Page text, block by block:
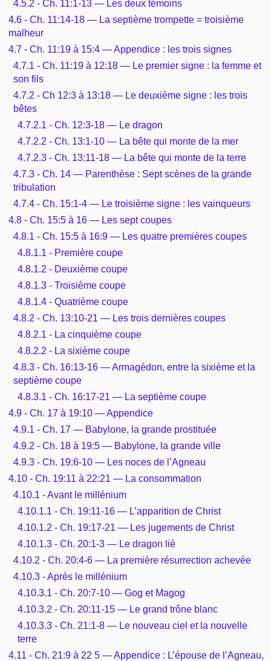
4.5.2 - Ch. 11:1-13 — Les deux témoins
4.6 - Ch. 11:14-18 — La septième trompette = troisième
malheur
4.7 - Ch. 11:19 à 15:4 — Appendice : les trois signes
4.7.1 - Ch. 11:19 à 12:18 — Le premier signe : la femme et
son fils
4.7.2 - Ch 12:3 à 13:18 — Le deuxième signe : les trois
bêtes
4.7.2.1 - Ch. 12:3-18 — Le dragon
4.7.2.2 - Ch. 13:1-10 — La bête qui monte de la mer
4.7.2.3 - Ch. 13:11-18 — La bête qui monte de la terre
4.7.3 - Ch. 14 — Parenthèse : Sept scènes de la grande
tribulation
4.7.4 - Ch. 15:1-4 — Le troisième signe : les vainqueurs
4.8 - Ch. 15:5 à 16 — Les sept coupes
4.8.1 - Ch. 15:5 à 16:9 — Les quatre premières coupes
4.8.1.1 - Première coupe
4.8.1.2 - Deuxième coupe
4.8.1.3 - Troisième coupe
4.8.1.4 - Quatrième coupe
4.8.2 - Ch. 13:10-21 — Les trois dernières coupes
4.8.2.1 - La cinquième coupe
4.8.2.2 - La sixième coupe
4.8.3 - Ch. 16:13-16 — Armagédon, entre la sixième et la
septième coupe
4.8.3.1 - Ch. 16:17-21 — La septième coupe
4.9 - Ch. 17 à 19:10 — Appendice
4.9.1 - Ch. 17 — Babylone, la grande prostituée
4.9.2 - Ch. 18 à 19:5 — Babylone, la grande ville
4.9.3 - Ch. 19:6-10 — Les noces de l’Agneau
4.10 - Ch. 19:11 à 22:21 — La consommation
4.10.1 - Avant le millénium
4.10.1.1 - Ch. 19:11-16 — L’apparition de Christ
4.10.1.2 - Ch. 19:17-21 — Les jugements de Christ
4.10.1.3 - Ch. 20:1-3 — Le dragon lié
4.10.2 - Ch. 20:4-6 — La première résurrection achevée
4.10.3 - Après le millénium
4.10.3.1 - Ch. 20:7-10 — Gog et Magog
4.10.3.2 - Ch. 20:11-15 — Le grand trône blanc
4.10.3.3 - Ch. 21:1-8 — Le nouveau ciel et la nouvelle
terre
4.11 - Ch. 21:9 à 22 5 — Appendice : L’épouse de l’Agneau,